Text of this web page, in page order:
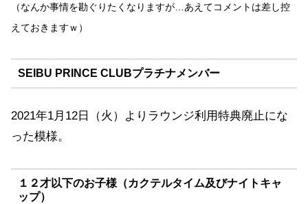
（なんか事情を勘ぐりたくなりますが…あえてコメントは差し控
えておきますｗ）
SEIBU PRINCE CLUBプラチナメンバー
2021年1月12日（火）よりラウンジ利用特典廃止にな
った模様。
１２才以下のお子様（カクテルタイム及びナイトキャ
ップ）